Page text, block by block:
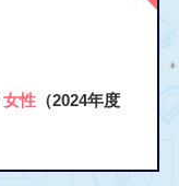
女性（2024年度